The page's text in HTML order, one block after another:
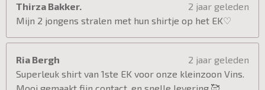
Thirza Bakker.
2 jaar geleden
Mijn 2 jongens stralen met hun shirtje op het EK♡
Ria Bergh
2 jaar geleden
Superleuk shirt van 1ste EK voor onze kleinzoon Vins.